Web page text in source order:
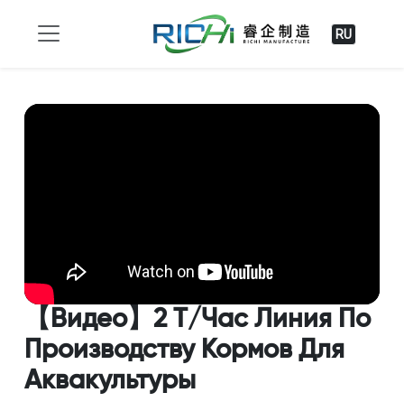
RU
【Видео】2 Т/Час Линия По
Производству Кормов Для
Аквакультуры